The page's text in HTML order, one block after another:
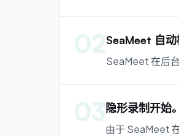
02SeaMeet 自
SeaMeet 在后
03隐形录制开始
由于 SeaMeet